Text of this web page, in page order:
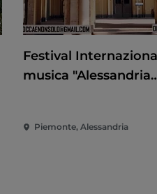
Festival
musica "Alessandria
Piemonte, Alessandria